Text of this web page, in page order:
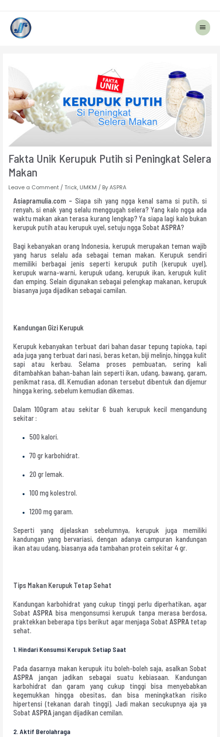
Main
Menu
Fakta Unik Kerupuk Putih si Peningkat Selera
Makan
Leave a Comment / Trick, UMKM / By ASPRA
Asiapramulia.com – Siapa sih yang ngga kenal sama si putih, si
renyah, si enak yang selalu menggugah selera? Yang kalo ngga ada
waktu makan akan terasa kurang lengkap? Ya siapa lagi kalo bukan
kerupuk putih atau kerupuk uyel, setuju ngga Sobat ASPRA?
Bagi kebanyakan orang Indonesia, kerupuk merupakan teman wajib
yang harus selalu ada sebagai teman makan. Kerupuk sendiri
memiliki berbagai jenis seperti kerupuk putih (kerupuk uyel),
kerupuk warna-warni, kerupuk udang, kerupuk ikan, kerupuk kulit
dan emping. Selain digunakan sebagai pelengkap makanan, kerupuk
biasanya juga dijadikan sebagai camilan.
Kandungan Gizi Kerupuk
Kerupuk kebanyakan terbuat dari bahan dasar tepung tapioka, tapi
ada juga yang terbuat dari nasi, beras ketan, biji melinjo, hingga kulit
sapi atau kerbau. Selama proses pembuatan, sering kali
ditambahkan bahan-bahan lain seperti ikan, udang, bawang, garam,
penikmat rasa, dll. Kemudian adonan tersebut dibentuk dan dijemur
hingga kering, sebelum kemudian dikemas.
Dalam 100gram atau sekitar 6 buah kerupuk kecil mengandung
sekitar :
500 kalori.
70 gr karbohidrat.
20 gr lemak.
100 mg kolestrol.
1200 mg garam.
Seperti yang dijelaskan sebelumnya, kerupuk juga memiliki
kandungan yang bervariasi, dengan adanya campuran kandungan
ikan atau udang, biasanya ada tambahan protein sekitar 4 gr.
Tips Makan Kerupuk Tetap Sehat
Kandungan karbohidrat yang cukup tinggi perlu diperhatikan, agar
SobatASPRA bisa mengonsumsi kerupuk tanpa merasa berdosa,
praktekkan beberapa tips berikut agar menjaga Sobat ASPRA tetap
sehat.
1. Hindari Konsumsi Kerupuk Setiap Saat
Pada dasarnya makan kerupuk itu boleh-boleh saja, asalkan Sobat
ASPRAjangan jadikan sebagai suatu kebiasaan. Kandungan
karbohidrat dan garam yang cukup tinggi bisa menyebabkan
kegemukkan hingga obesitas, dan bisa meningkatkan risiko
hipertensi (tekanan darah tinggi). Jadi makan secukupnya aja ya
Sobat ASPRAjangan dijadikan cemilan.
2. Aktif Berolahraga